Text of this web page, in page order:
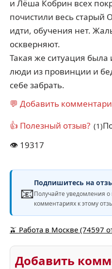
и Лёша Кобрин всех
почистили весь старый
идти, обучения нет.
оскверняют.
Такая же ситуация
люди из провинции и
себе забрать.
💬 Добавить
👍 Полезный отзыв? (1)
👁️ 19317
📧
Подпишитесь на
Получайте уведомления
комментариях к этому
🫒 Работа в Москве (74597
Добавить